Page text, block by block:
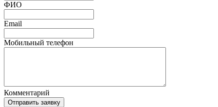
ФИО
Email
Мобильный телефон
Комментарий
Отправить заявку